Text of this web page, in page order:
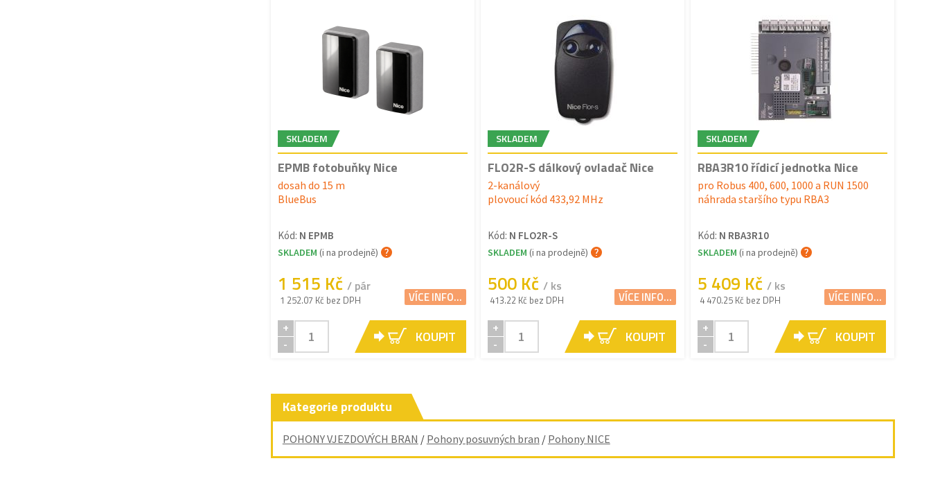
SKLADEM
EPMB fotobuňky Nice
dosah do 15 m
BlueBus
Kód: N EPMB
SKLADEM (i na prodejně)
1 515 Kč / pár
1 252.07 Kč bez DPH VÍCE INFO...
+
-
KOUPIT
SKLADEM
FLO2R-S dálkový ovladač Nice
2-kanálový
plovoucí kód 433,92 MHz
Kód: N FLO2R-S
SKLADEM (i na prodejně)
500 Kč / ks
413.22 Kč bez DPH VÍCE INFO...
+
-
KOUPIT
SKLADEM
RBA3R10 řídicí jednotka Nice
pro Robus 400, 600, 1000 a RUN 1500
náhrada staršího typu RBA3
Kód: N RBA3R10
SKLADEM (i na prodejně)
5 409 Kč / ks
4 470.25 Kč bez DPH VÍCE INFO...
+
-
KOUPIT
Kategorie produktu
POHONY VJEZDOVÝCH BRAN / Pohony posuvných bran / Pohony NICE